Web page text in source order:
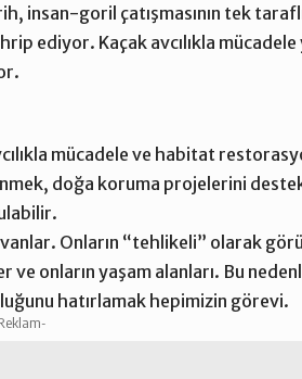
insan-goril çatışmasının tek
ediyor. Kaçak avcılıkla
mücadele ve habitat
doğa koruma projelerini
Onların “tehlikeli” olarak
onların yaşam alanları. Bu
hatırlamak hepimizin görevi.